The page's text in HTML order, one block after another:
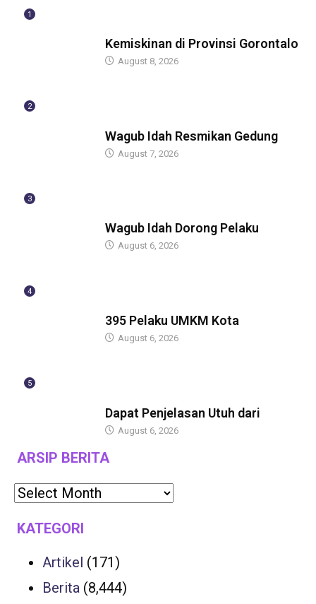
1
Kemiskinan di Provinsi Gorontalo
August 8, 2026
2
Wagub Idah Resmikan Gedung
August 7, 2026
3
Wagub Idah Dorong Pelaku
August 6, 2026
4
395 Pelaku UMKM Kota
August 6, 2026
5
Dapat Penjelasan Utuh dari
August 6, 2026
ARSIP BERITA
KATEGORI
Artikel (171)
Berita (8,444)